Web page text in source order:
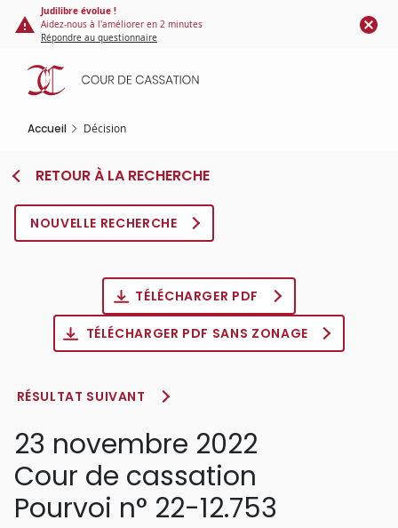
Panneau de gestion des cookies
contenu
principal
Judilibre évolue !
Aidez-nous à l'améliorer en 2 minutes
Répondre au questionnaire
Accueil Décision
RETOUR À LA RECHERCHE
NOUVELLE RECHERCHE
TÉLÉCHARGER PDF
TÉLÉCHARGER PDF SANS ZONAGE
RÉSULTAT SUIVANT
23 novembre 2022
Cour de cassation
Pourvoi n° 22-12.753